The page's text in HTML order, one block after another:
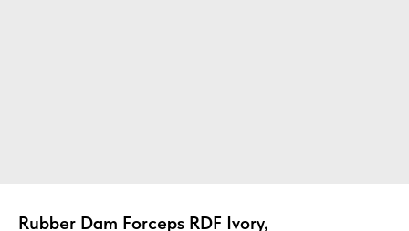
Rubber Dam Forceps RDF Ivory,